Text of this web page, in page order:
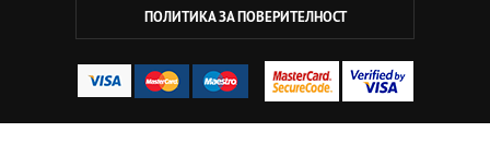
ПОЛИТИКА ЗА ПОВЕРИТЕЛНОСТ